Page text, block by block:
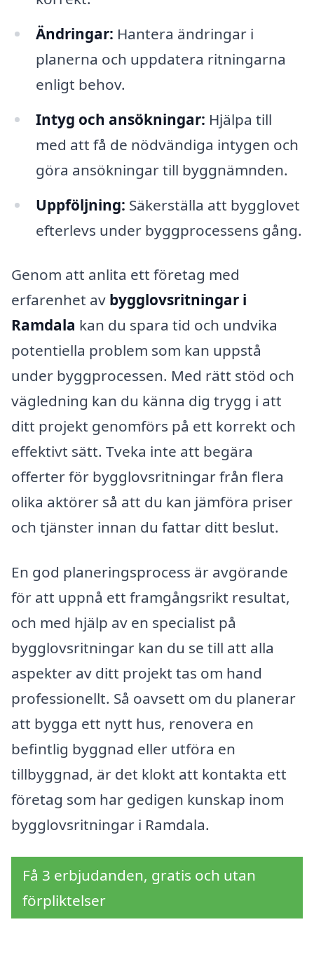
Ändringar: Hantera ändringar i
planerna och uppdatera ritningarna
enligt behov.
Intyg och ansökningar: Hjälpa till
med att få de nödvändiga intygen och
göra ansökningar till byggnämnden.
Uppföljning: Säkerställa att bygglovet
efterlevs under byggprocessens gång.
Genom att anlita ett företag med
erfarenhet av bygglovsritningar i
Ramdala kan du spara tid och undvika
potentiella problem som kan uppstå
under byggprocessen. Med rätt stöd och
vägledning kan du känna dig trygg i att
ditt projekt genomförs på ett korrekt och
effektivt sätt. Tveka inte att begära
offerter för bygglovsritningar från flera
olika aktörer så att du kan jämföra priser
och tjänster innan du fattar ditt beslut.
En god planeringsprocess är avgörande
för att uppnå ett framgångsrikt resultat,
och med hjälp av en specialist på
bygglovsritningar kan du se till att alla
aspekter av ditt projekt tas om hand
professionellt. Så oavsett om du planerar
att bygga ett nytt hus, renovera en
befintlig byggnad eller utföra en
tillbyggnad, är det klokt att kontakta ett
företag som har gedigen kunskap inom
bygglovsritningar i Ramdala.
Få 3 erbjudanden, gratis och utan
förpliktelser